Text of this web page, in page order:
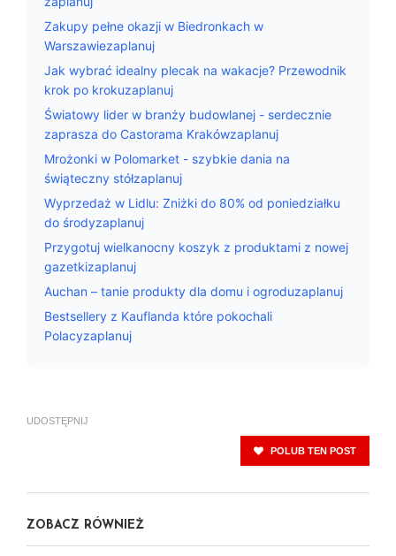
Zakupy pełne okazji w Biedronkach w
Warszawiezaplanuj
Jak wybrać idealny plecak na wakacje? Przewodnik
krok po krokuzaplanuj
Światowy lider w branży budowlanej - serdecznie
zaprasza do Castorama Krakówzaplanuj
Mrożonki w Polomarket - szybkie dania na
świąteczny stółzaplanuj
Wyprzedaż w Lidlu: Zniżki do 80% od poniedziałku
do środyzaplanuj
Przygotuj wielkanocny koszyk z produktami z nowej
gazetkizaplanuj
Auchan – tanie produkty dla domu i ogroduzaplanuj
Bestsellery z Kauflanda które pokochali
Polacyzaplanuj
UDOSTĘPNIJ
POLUB TEN POST
ZOBACZ RÓWNIEŻ